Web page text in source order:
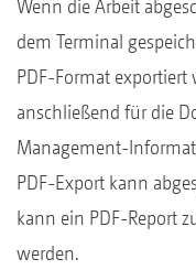
Wenn die Arbeit
dem Terminal
PDF-Format exportiert
anschließend für die
Management-
PDF-Export kann
kann ein PDF-Report
werden.